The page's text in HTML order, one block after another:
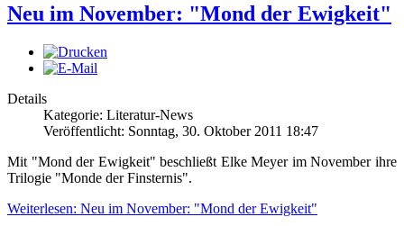
Neu im November: "Mond der Ewigkeit"
Details
Kategorie: Literatur-News
Veröffentlicht: Sonntag, 30. Oktober 2011 18:47
Mit "Mond der Ewigkeit" beschließt Elke Meyer im November ihre
Trilogie "Monde der Finsternis".
Weiterlesen: Neu im November: "Mond der Ewigkeit"